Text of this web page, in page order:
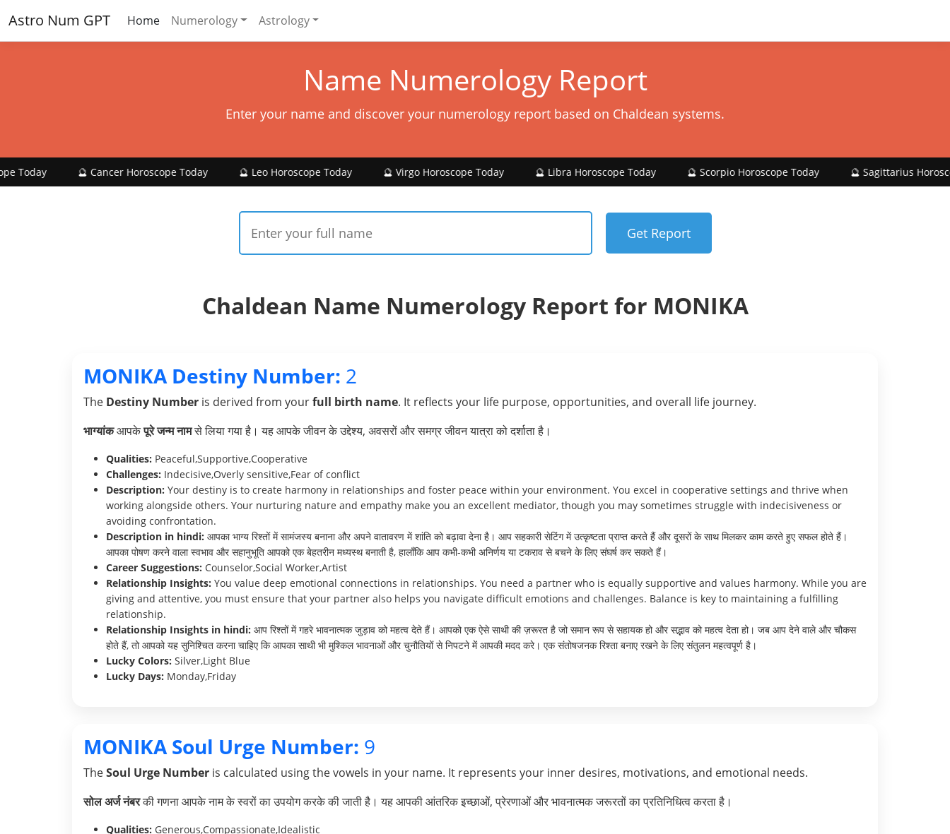
Astro Num GPT Home Numerology Astrology
Name Numerology Report
Enter your name and discover your numerology report based on Chaldean systems.
🔮 Cancer Horoscope Today 🔮 Leo Horoscope Today 🔮 Virgo Horoscope Today 🔮 Libra Horoscope Today 🔮 Scorpio Horoscope Today 🔮 Sagittarius Horoscope Today
Chaldean Name Numerology Report for MONIKA
MONIKA Destiny Number: 2
The Destiny Number is derived from yourfull birth name. It reflects your life purpose, opportunities, and overall life journey.
भाग्यांकआपकेपूरे जन्म नामसे लिया गया है। यह आपके जीवन के उद्देश्य, अवसरों और समग्र जीवन यात्रा को दर्शाता है।
Qualities: Peaceful,Supportive,Cooperative
Challenges: Indecisive,Overly sensitive,Fear of conflict
Description: Your destiny is to create harmony in relationships and foster peace within your environment. You excel in cooperative settings and thrive when
working alongside others. Your nurturing nature and empathy make you an excellent mediator, though you may sometimes struggle with indecisiveness or
avoiding confrontation.
Description in hindi: आपका भाग्य रिश्तों में सामंजस्य बनाना और अपने वातावरण में शांति को बढ़ावा देना है। आप सहकारी सेटिंग में उत्कृष्टता प्राप्त करते हैं और दूसरों के साथ मिलकर काम करते हुए सफल होते हैं।
आपका पोषण करने वाला स्वभाव और सहानुभूति आपको एक बेहतरीन मध्यस्थ बनाती है, हालाँकि आप कभी-कभी अनिर्णय या टकराव से बचने के लिए संघर्ष कर सकते हैं।
Career Suggestions: Counselor,Social Worker,Artist
Relationship Insights: You value deep emotional connections in relationships. You need a partner who is equally supportive and values harmony. While you are
giving and attentive, you must ensure that your partner also helps you navigate difficult emotions and challenges. Balance is key to maintaining a fulfilling
relationship.
Relationship Insights in hindi: आप रिश्तों में गहरे भावनात्मक जुड़ाव को महत्व देते हैं। आपको एक ऐसे साथी की ज़रूरत है जो समान रूप से सहायक हो और सद्भाव को महत्व देता हो। जब आप देने वाले और चौकस
होते हैं, तो आपको यह सुनिश्चित करना चाहिए कि आपका साथी भी मुश्किल भावनाओं और चुनौतियों से निपटने में आपकी मदद करे। एक संतोषजनक रिश्ता बनाए रखने के लिए संतुलन महत्वपूर्ण है।
Lucky Colors: Silver,Light Blue
Lucky Days: Monday,Friday
MONIKA Soul Urge Number: 9
TheSoul Urge Number is calculated using the vowels in your name. It represents your inner desires, motivations, and emotional needs.
सोल अर्ज नंबरकी गणना आपके नाम के स्वरों का उपयोग करके की जाती है। यह आपकी आंतरिक इच्छाओं, प्रेरणाओं और भावनात्मक जरूरतों का प्रतिनिधित्व करता है।
Qualities: Generous,Compassionate,Idealistic